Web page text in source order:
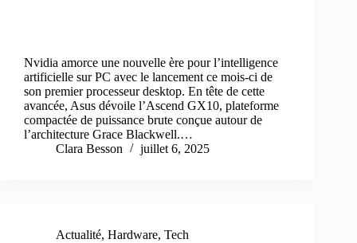
Nvidia amorce une nouvelle ère pour l’intelligence
artificielle sur PC avec le lancement ce mois-ci de
son premier processeur desktop. En tête de cette
avancée, Asus dévoile l’Ascend GX10, plateforme
compactée de puissance brute conçue autour de
l’architecture Grace Blackwell.…
Clara Besson
juillet 6, 2025
Actualité, Hardware, Tech